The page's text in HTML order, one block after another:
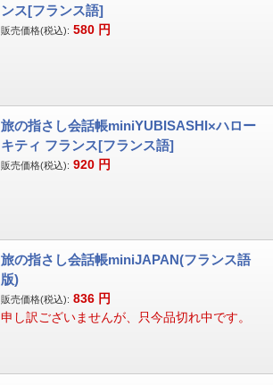
ンス[フランス語]
販売価格(税込): 580 円
旅の指さし会話帳miniYUBISASHI×ハロー
キティ フランス[フランス語]
販売価格(税込): 920 円
旅の指さし会話帳miniJAPAN(フランス語
版)
販売価格(税込): 836 円
申し訳ございませんが、只今品切れ中です。